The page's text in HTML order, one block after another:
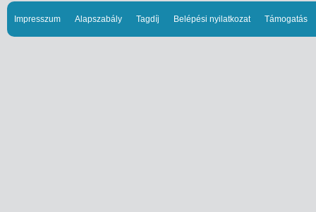
Impresszum Alapszabály Tagdíj Belépési nyilatkozat Támogatás